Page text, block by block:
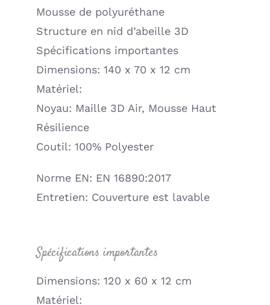
Mousse de polyuréthane
Structure en nid d’abeille 3D
Spécifications importantes
Dimensions: 140 x 70 x 12 cm
Matériel:
Noyau: Maille 3D Air, Mousse Haut
Résilience
Coutil: 100% Polyester
Norme EN: EN 16890:2017
Entretien: Couverture est lavable
Spécifications importantes
Dimensions: 120 x 60 x 12 cm
Matériel: